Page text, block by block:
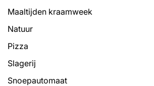
Maaltijden kraamweek
Natuur
Pizza
Slagerij
Snoepautomaat